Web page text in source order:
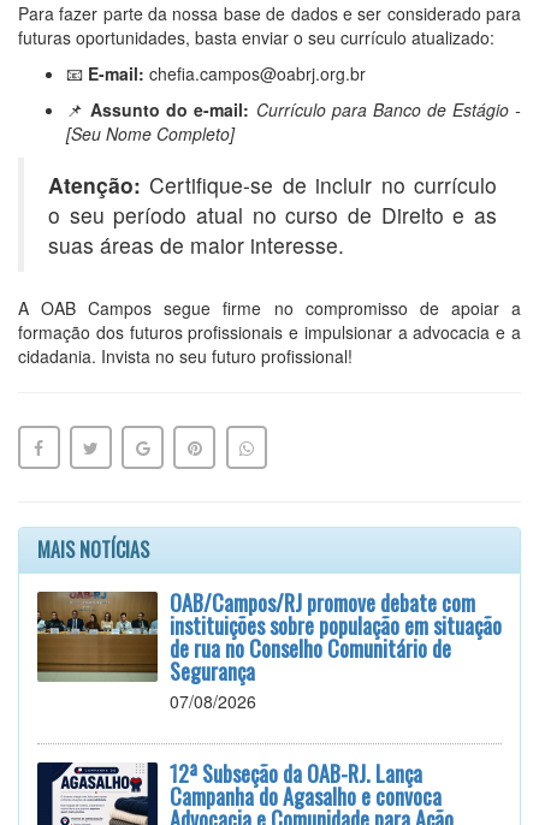
Para fazer parte da nossa base de dados e ser considerado para
futuras oportunidades, basta enviar o seu currículo atualizado:
📧 E-mail: chefia.campos@oabrj.org.br
📌Assunto do e-mail: Currículo para Banco de Estágio -
[Seu Nome Completo]
Atenção: Certifique-se de incluir no currículo
o seu período atual no curso de Direito e as
suas áreas de maior interesse.
A OAB Campos segue firme no compromisso de apoiar a
formação dos futuros profissionais e impulsionar a advocacia e a
cidadania. Invista no seu futuro profissional!
MAIS NOTÍCIAS
OAB/Campos/RJ promove debate com
instituições sobre população em situação
de rua no Conselho Comunitário de
Segurança
07/08/2026
12ª Subseção da OAB-RJ. Lança
Campanha do Agasalho e convoca